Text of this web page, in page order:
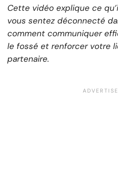
Cette vidéo explique ce
vous sentez déconnecté
comment communiquer
le fossé et renforcer votre
partenaire.